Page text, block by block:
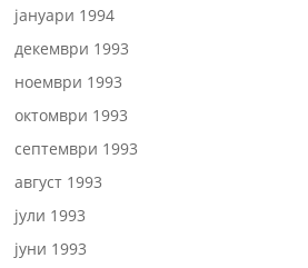
јануари 1994
декември 1993
ноември 1993
октомври 1993
септември 1993
август 1993
јули 1993
јуни 1993